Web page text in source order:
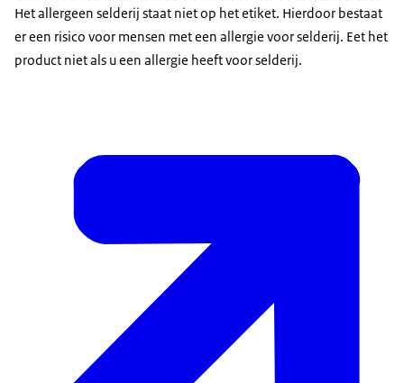
Het allergeen selderij staat niet op het etiket. Hierdoor bestaat
er een risico voor mensen met een allergie voor selderij. Eet het
product niet als u een allergie heeft voor selderij.